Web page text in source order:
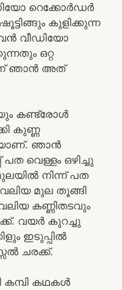
റെക്കോർഡർ
കുളിക്കുന്ന
വീഡിയോ
ഒറ്റ
ഞാൻ അത്
കണ്ട്രോൾ
കുണ്ണ
ഞാൻ
വെള്ളം ഒഴിച്ചു
നിന്ന് പത
മുല തൂങ്ങി
കണ്ണിതടവും
വയർ കുറച്ചു
ഇടുപ്പിൽ
ചരക്ക്.
കഥകൾ